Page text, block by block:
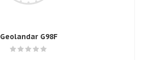
Geolandar G98F